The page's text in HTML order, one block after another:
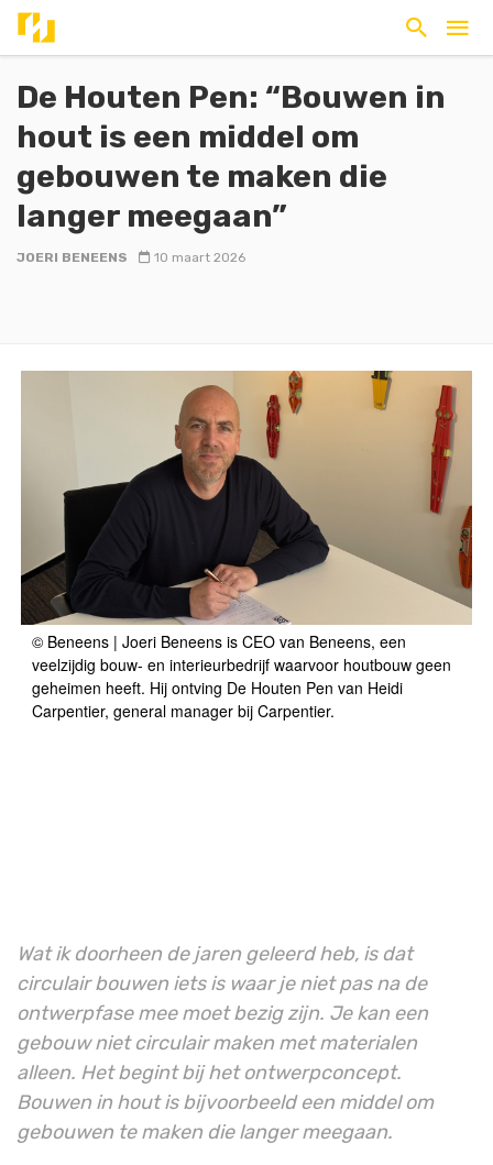
De Houten Pen: “Bouwen in
hout is een middel om
gebouwen te maken die
langer meegaan”
JOERI BENEENS 10 maart 2026
© Beneens | Joeri Beneens is CEO van Beneens, een
veelzijdig bouw- en interieurbedrijf waarvoor houtbouw geen
geheimen heeft. Hij ontving De Houten Pen van Heidi
Carpentier, general manager bij Carpentier.
Wat ik doorheen de jaren geleerd heb, is dat
circulair bouwen iets is waar je niet pas na de
ontwerpfase mee moet bezig zijn. Je kan een
gebouw niet circulair maken met materialen
alleen. Het begint bij het ontwerpconcept.
Bouwen in hout is bijvoorbeeld een middel om
gebouwen te maken die langer meegaan.